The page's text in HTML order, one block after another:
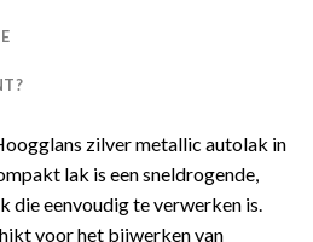
zilver metallic autolak in
lak is een sneldrogende,
die eenvoudig te verwerken is.
voor het bijwerken van